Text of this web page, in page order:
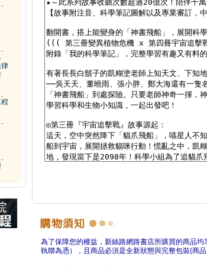
為了保障您的權益，新絲路網路書店所購買的商品
執聯為憑），且商品必須是全新狀態與完整包裝(商